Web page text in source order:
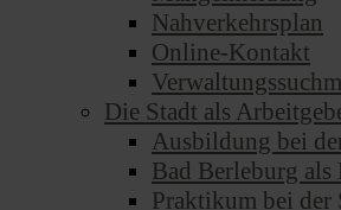
Nahverkehrsplan
Online-Kontakt
Die Stadt als
Ausbildung bei
Bad Berleburg als
Praktikum bei der